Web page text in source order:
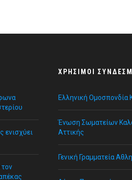
ενισχύει
τον
ΧΡΉΣΙΜΟΙ
Ελληνική Ομοσπονδία
Ένωση Σωματείων
Αττικής
Γενική Γραμματεία